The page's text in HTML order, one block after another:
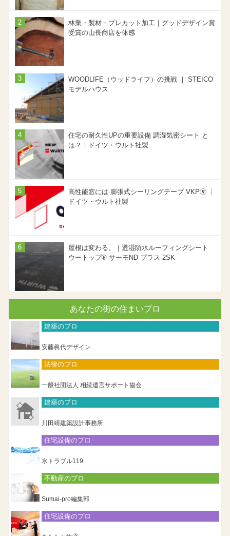
林業・製材・プレカット加工｜グッドデザイン賞
受賞の山長商店を体感
WOODLIFE（ウッドライフ）の挑戦 ｜ STEICO
モデルハウス
住宅の耐久性UPの重要設備 調湿気密シート と
は？｜ドイツ・ウルト社製
高性能窓には 膨張式シーリングテープ VKP🄬 ｜
ドイツ・ウルト社製
屋根は変わる。｜透湿防水ルーフィングシート
ウートップ® サーモND プラス 2SK
あなたの街の住まいプロ
建築のプロ
安藤眞代デザイン
法律のプロ
一般社団法人 相続遺言サポート協会
建築のプロ
川田靖建築設計事務所
住宅設備のプロ
水トラブル119
不動産のプロ
Sumai-pro編集部
住宅設備のプロ